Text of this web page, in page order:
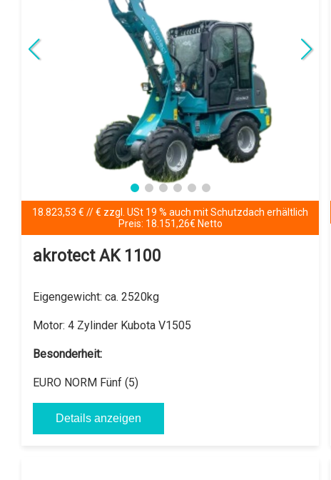
18.823,53 € // € zzgl. USt 19 % auch mit Schutzdach erhältlich
Preis: 18.151,26€ Netto
akrotect AK 1100
Eigengewicht: ca. 2520kg
Motor: 4 Zylinder Kubota V1505
Besonderheit:
EURO NORM Fünf (5)
Details anzeigen